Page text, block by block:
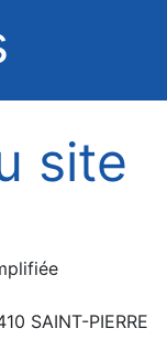
site
SAINT-PIERRE